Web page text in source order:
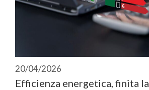
20/04/2026
Efficienza energetica, finita